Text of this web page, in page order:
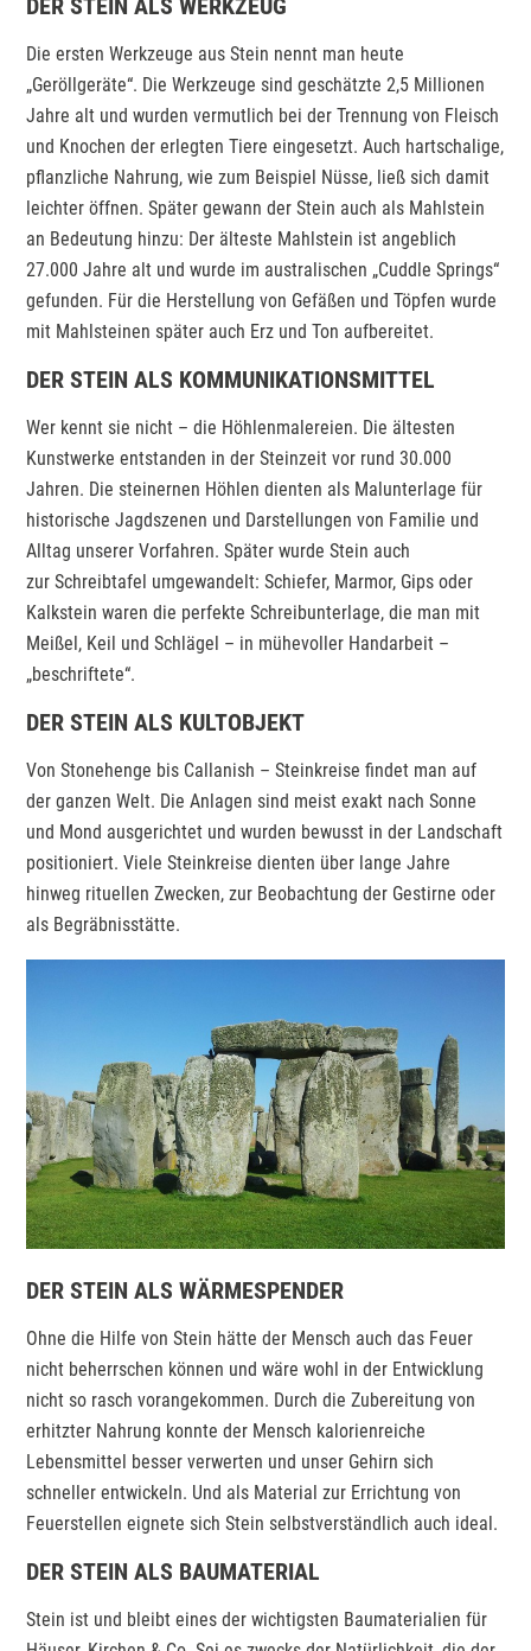
DER STEIN ALS WERKZEUG
Die ersten Werkzeuge aus Stein nennt man heute
„Geröllgeräte“. Die Werkzeuge sind geschätzte 2,5 Millionen
Jahre alt und wurden vermutlich bei der Trennung von Fleisch
und Knochen der erlegten Tiere eingesetzt. Auch hartschalige,
pflanzliche Nahrung, wie zum Beispiel Nüsse, ließ sich damit
leichter öffnen. Später gewann der Stein auch als Mahlstein
an Bedeutung hinzu: Der älteste Mahlstein ist angeblich
27.000 Jahre alt und wurde im australischen „Cuddle Springs“
gefunden. Für die Herstellung von Gefäßen und Töpfen wurde
mit Mahlsteinen später auch Erz und Ton aufbereitet.
DER STEIN ALS KOMMUNIKATIONSMITTEL
Wer kennt sie nicht – die Höhlenmalereien. Die ältesten
Kunstwerke entstanden in der Steinzeit vor rund 30.000
Jahren. Die steinernen Höhlen dienten als Malunterlage für
historische Jagdszenen und Darstellungen von Familie und
Alltag unserer Vorfahren. Später wurde Stein auch
zur Schreibtafel umgewandelt: Schiefer, Marmor, Gips oder
Kalkstein waren die perfekte Schreibunterlage, die man mit
Meißel, Keil und Schlägel – in mühevoller Handarbeit –
„beschriftete“.
DER STEIN ALS KULTOBJEKT
Von Stonehenge bis Callanish – Steinkreise findet man auf
der ganzen Welt. Die Anlagen sind meist exakt nach Sonne
und Mond ausgerichtet und wurden bewusst in der Landschaft
positioniert. Viele Steinkreise dienten über lange Jahre
hinweg rituellen Zwecken, zur Beobachtung der Gestirne oder
als Begräbnisstätte.
DER STEIN ALS WÄRMESPENDER
Ohne die Hilfe von Stein hätte der Mensch auch das Feuer
nicht beherrschen können und wäre wohl in der Entwicklung
nicht so rasch vorangekommen. Durch die Zubereitung von
erhitzter Nahrung konnte der Mensch kalorienreiche
Lebensmittel besser verwerten und unser Gehirn sich
schneller entwickeln. Und als Material zur Errichtung von
Feuerstellen eignete sich Stein selbstverständlich auch ideal.
DER STEIN ALS BAUMATERIAL
Stein ist und bleibt eines der wichtigsten Baumaterialien für